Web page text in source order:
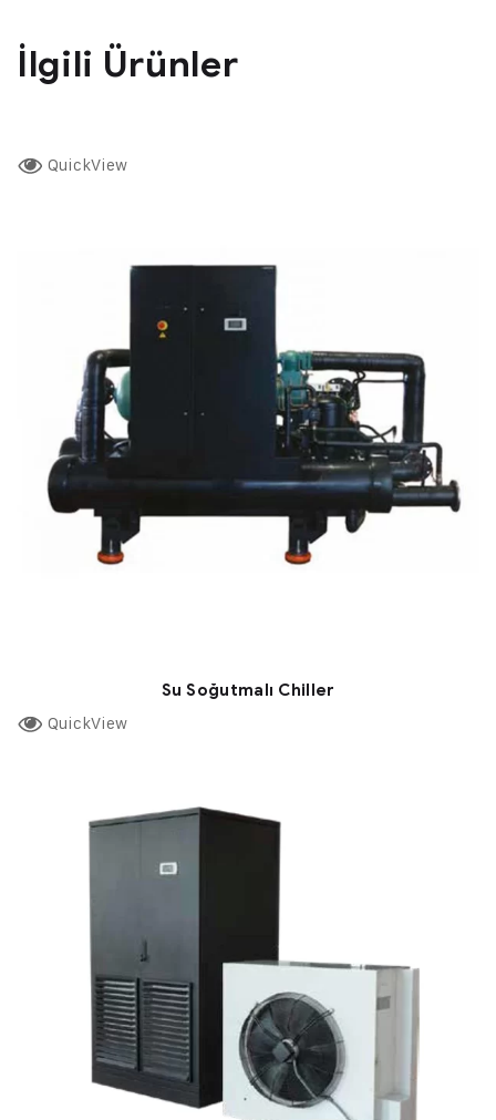
İlgili Ürünler
QuickView
Su Soğutmalı Chiller
QuickView